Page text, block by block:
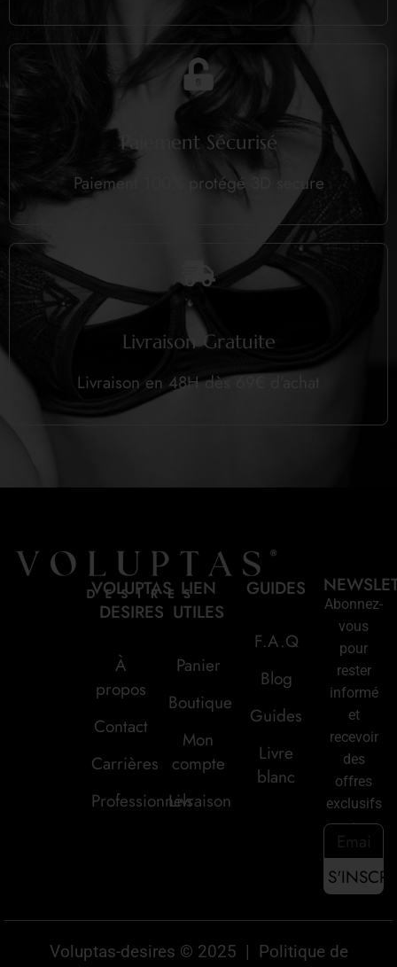
Paiement Sécurisé
Paiement 100% protégé 3D secure
Livraison Gratuite
Livraison en 48H dès 69€ d’achat
VOLUPTAS
DESIRES
À
propos
Contact
Carrières
Professionnels
LIEN
UTILES
Panier
Boutique
Mon
compte
Livraison
GUIDES
F.A.Q
Blog
Guides
Livre
blanc
Abonnez-
vous
pour
rester
informé
et
recevoir
des
offres
exclusifs
:
Voluptas-desires © 2025 | Politique de